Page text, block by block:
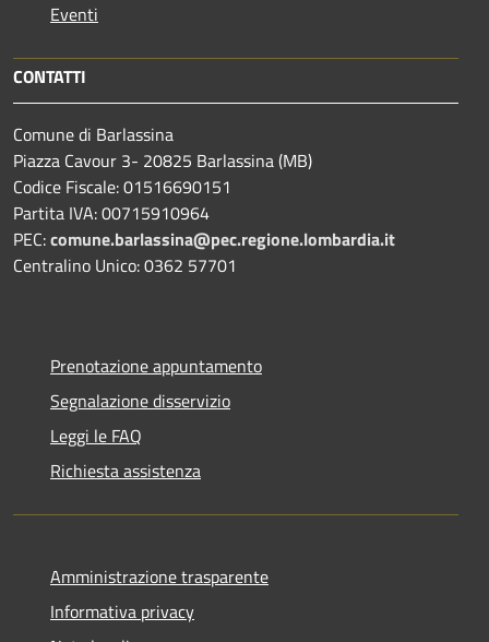
Eventi
CONTATTI
Comune di Barlassina
Piazza Cavour 3- 20825 Barlassina (MB)
Codice Fiscale: 01516690151
Partita IVA: 00715910964
PEC:comune.barlassina@pec.regione.lombardia.it
Centralino Unico: 0362 57701
Prenotazione appuntamento
Segnalazione disservizio
Leggi le FAQ
Richiesta assistenza
Amministrazione trasparente
Informativa privacy